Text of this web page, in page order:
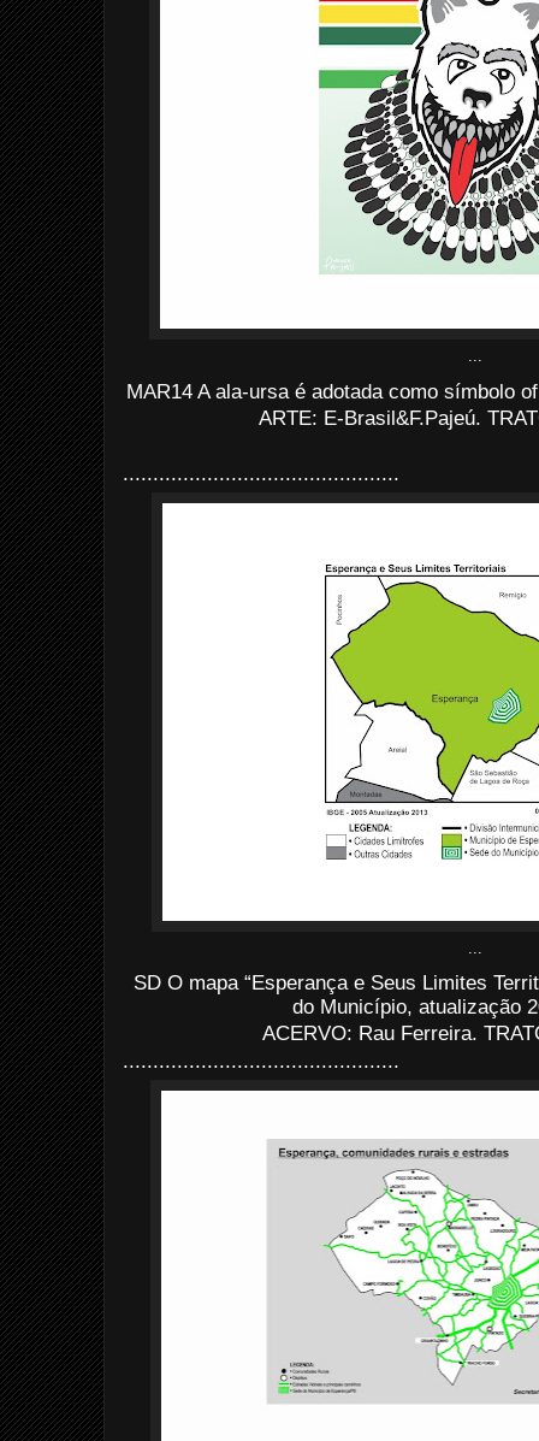
...
MAR14 A ala-ursa é adotada como símbolo
ARTE: E-Brasil&F.Pajeú.
..............................................
SD O mapa “Esperança e Seus Limites
do Município, atualização
ACERVO: Rau Ferreira.
..............................................